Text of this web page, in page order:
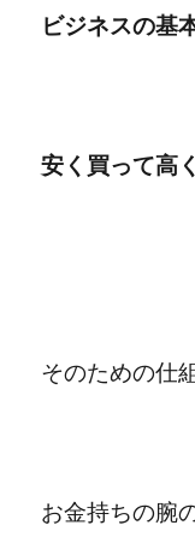
ビジネスの基
安く買って高
そのための仕
お金持ちの腕